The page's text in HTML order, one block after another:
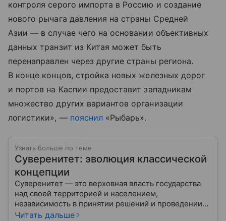
контроля серого импорта в Россию и создание
нового рычага давления на страны Средней
Азии — в случае чего на основании объективных
данных транзит из Китая может быть
перенаправлен через другие страны региона.
В конце концов, стройка новых железных дорог
и портов на Каспии предоставит западникам
множество других вариантов организации
логистики», — пояснил «Рыбарь».
Узнать больше по теме
Суверенитет: эволюция классической
концепции
Суверенитет — это верховная власть государства
над своей территорией и населением,
независимость в принятии решений и проведении
внешней политики.
Читать дальше